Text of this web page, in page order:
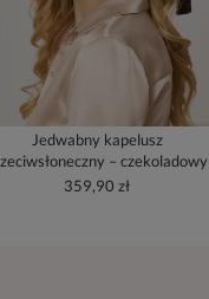
Jedwabny kapelusz
– czekoladowy
359,90 zł